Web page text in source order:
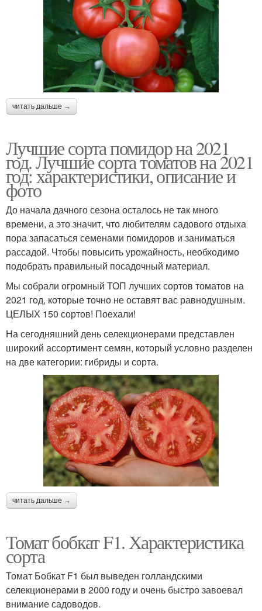
читать дальше →
Лучшие сорта помидор на 2021
год. Лучшие сорта томатов на 2021
год: характеристики, описание и
фото
До начала дачного сезона осталось не так много
времени, а это значит, что любителям садового отдыха
пора запасаться семенами помидоров и заниматься
рассадой. Чтобы повысить урожайность, необходимо
подобрать правильный посадочный материал.
Мы собрали огромный ТОП лучших сортов томатов на
2021 год, которые точно не оставят вас равнодушным.
ЦЕЛЫХ 150 сортов! Поехали!
На сегодняшний день селекционерами представлен
широкий ассортимент семян, который условно разделен
на две категории: гибриды и сорта.
читать дальше →
Томат бобкат F1. Характеристика
сорта
Томат Бобкат F1 был выведен голландскими
селекционерами в 2000 году и очень быстро завоевал
внимание садоводов.